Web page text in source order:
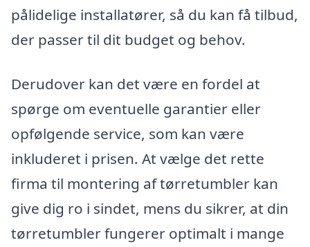
pålidelige installatører, så du kan få tilbud,
der passer til dit budget og behov.
Derudover kan det være en fordel at
spørge om eventuelle garantier eller
opfølgende service, som kan være
inkluderet i prisen. At vælge det rette
firma til montering af tørretumbler kan
give dig ro i sindet, mens du sikrer, at din
tørretumbler fungerer optimalt i mange